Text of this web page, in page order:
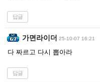
답글
가면라이더 25-10-07 16:21
다 짜르고 다시 뽑아라
답글